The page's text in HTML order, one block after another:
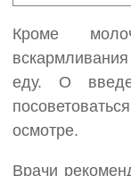
Кроме
еду. О
осмотре.
Врачи